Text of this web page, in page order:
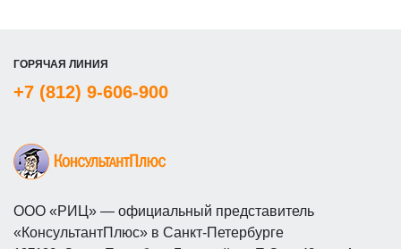
ГОРЯЧАЯ ЛИНИЯ
+7 (812) 9-606-900
ООО «РИЦ» — официальный представитель
«КонсультантПлюс» в Санкт-Петербурге